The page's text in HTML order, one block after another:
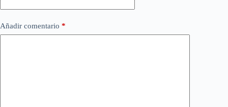
Añadir comentario *